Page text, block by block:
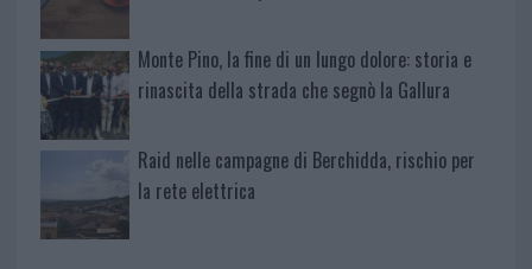
Monte Pino, la fine di un lungo dolore: storia e
rinascita della strada che segnò la Gallura
Raid nelle campagne di Berchidda, rischio per
la rete elettrica